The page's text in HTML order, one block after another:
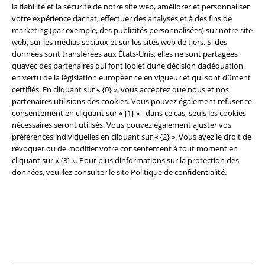
la fiabilité et la sécurité de notre site web, améliorer et personnaliser
votre expérience dachat, effectuer des analyses et à des fins de
marketing (par exemple, des publicités personnalisées) sur notre site
web, sur les médias sociaux et sur les sites web de tiers. Si des
données sont transférées aux États-Unis, elles ne sont partagées
quavec des partenaires qui font lobjet dune décision dadéquation
en vertu de la législation européenne en vigueur et qui sont dûment
certifiés. En cliquant sur « {0} », vous acceptez que nous et nos
partenaires utilisions des cookies. Vous pouvez également refuser ce
consentement en cliquant sur « {1} » - dans ce cas, seuls les cookies
nécessaires seront utilisés. Vous pouvez également ajuster vos
préférences individuelles en cliquant sur « {2} ». Vous avez le droit de
révoquer ou de modifier votre consentement à tout moment en
cliquant sur « {3} ». Pour plus dinformations sur la protection des
données, veuillez consulter le site Politique de confidentialité.
A Warner Music Group Company
Sécurité